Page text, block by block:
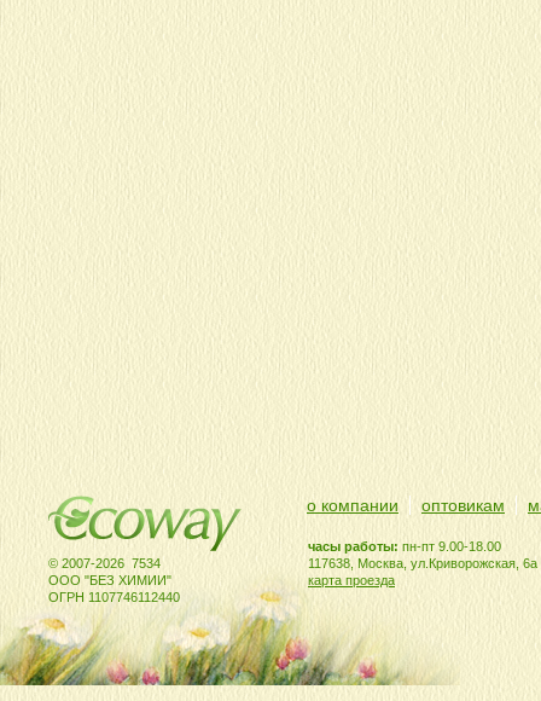
© 2007-2026 7534
ООО "БЕЗ ХИМИИ"
ОГРН 1107746112440
часы работы: пн-пт 9.00-18.00
117638, Москва, ул.Криворожская, 6а
карта проезда
о компании оптовикам